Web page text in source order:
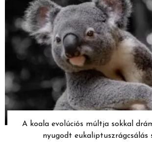
A koala evolúciós múltja sokkal
nyugodt eukaliptuszrágcsálás